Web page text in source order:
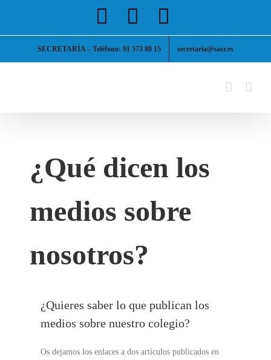
Facebook
SECRETARÍA – Teléfono: 91 573 80 15 secretaria@sasr.es
¿Qué dicen los
medios sobre
nosotros?
¿Quieres saber lo que publican los
medios sobre nuestro colegio?
Os dejamos los enlaces a dos artículos publicados en